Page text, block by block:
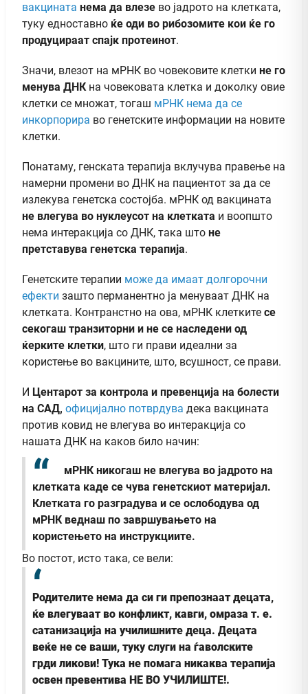
вакцината нема да влезе во јадрото на клетката,
туку едноставно ќе оди во рибозомите кои ќе го
продуцираат спајк протеинот.
Значи, влезот на мРНК во човековите клетки не го
менува ДНК на човековата клетка и доколку овие
клетки се множат, тогаш мРНК нема да се
инкорпорира во генетските информации на новите
клетки.
Понатаму, генската терапија вклучува правење на
намерни промени во ДНК на пациентот за да се
излекува генетска состојба. мРНК од вакцината
не влегува во нуклеусот на клетката и воопшто
нема интеракција со ДНК, така што не
претставува генетска терапија.
Генетските терапии може да имаат долгорочни
ефекти зашто перманентно ја менуваат ДНК на
клетката. Контранстно на ова, мРНК клетките се
секогаш транзиторни и не се наследени од
ќерките клетки, што ги прави идеални за
користење во вакцините, што, всушност, се прави.
И Центарот за контрола и превенција на болести
на САД, официјално потврдува дека вакцината
против ковид не влегува во интеракција со
нашата ДНК на каков било начин:
мРНК никогаш не влегува во јадрото на
клетката каде се чува генетскиот материјал.
Клетката го разградува и се ослободува од
мРНК веднаш по завршувањето на
користењето на инструкциите.
Во постот, исто така, се вели:
Родителите нема да си ги препознаат децата,
ќе влегуваат во конфликт, кавги, омраза т. е.
сатанизација на училишните деца. Децата
веќе не се ваши, туку слуги на ѓаволските
грди ликови! Тука не помага никаква терапија
освен превентива НЕ ВО УЧИЛИШТЕ!.